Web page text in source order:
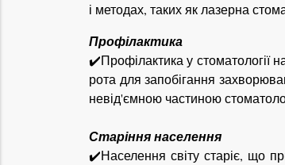
і методах, таких як лазерна
Профілактика
✔️Профілактика у стоматології
рота для запобігання
невід'ємною частиною
Старіння населення
✔️Населення світу старіє, що